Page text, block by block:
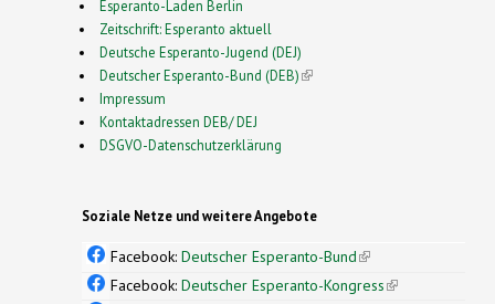
Esperanto-Laden Berlin
Zeitschrift: Esperanto aktuell
Deutsche Esperanto-Jugend (DEJ)
Deutscher Esperanto-Bund (DEB)(link is external)
Impressum
Kontaktadressen DEB/ DEJ
DSGVO-Datenschutzerklärung
Soziale Netze und weitere Angebote
Facebook: Deutscher Esperanto-Bund(link is
external)
Facebook: Deutscher Esperanto-Kongress(link is